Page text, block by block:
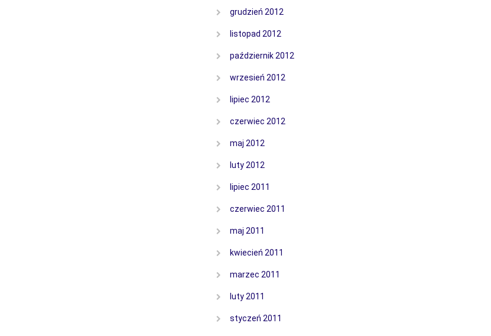
grudzień 2012
listopad 2012
październik 2012
wrzesień 2012
lipiec 2012
czerwiec 2012
maj 2012
luty 2012
lipiec 2011
czerwiec 2011
maj 2011
kwiecień 2011
marzec 2011
luty 2011
styczeń 2011